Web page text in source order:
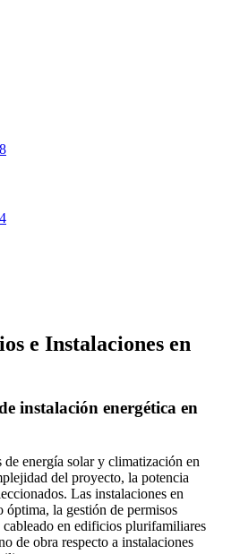
e Instalaciones en
instalación energética en
de energía solar y climatización en
del proyecto, la potencia
Las instalaciones en
la gestión de permisos
en edificios plurifamiliares
de obra respecto a instalaciones